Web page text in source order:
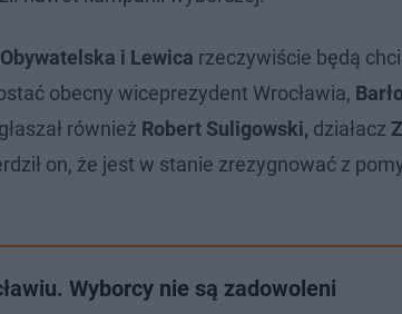
i Lewica rzeczywiście będą
obecny wiceprezydent Wrocławia,
również Robert Suligowski, działacz
on, że jest w stanie zrezygnować z
Wyborcy nie są zadowoleni